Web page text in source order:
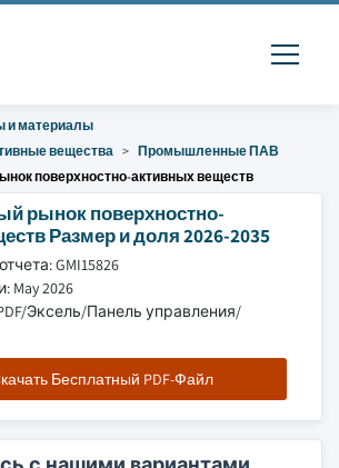
и материалы
вещества
Промышленные ПАВ
поверхностно-активных веществ
рынок поверхностно-
Размер и доля 2026-2035
GMI15826
May 2026
Эксель/Панель управления/
Бесплатный PDF-Файл